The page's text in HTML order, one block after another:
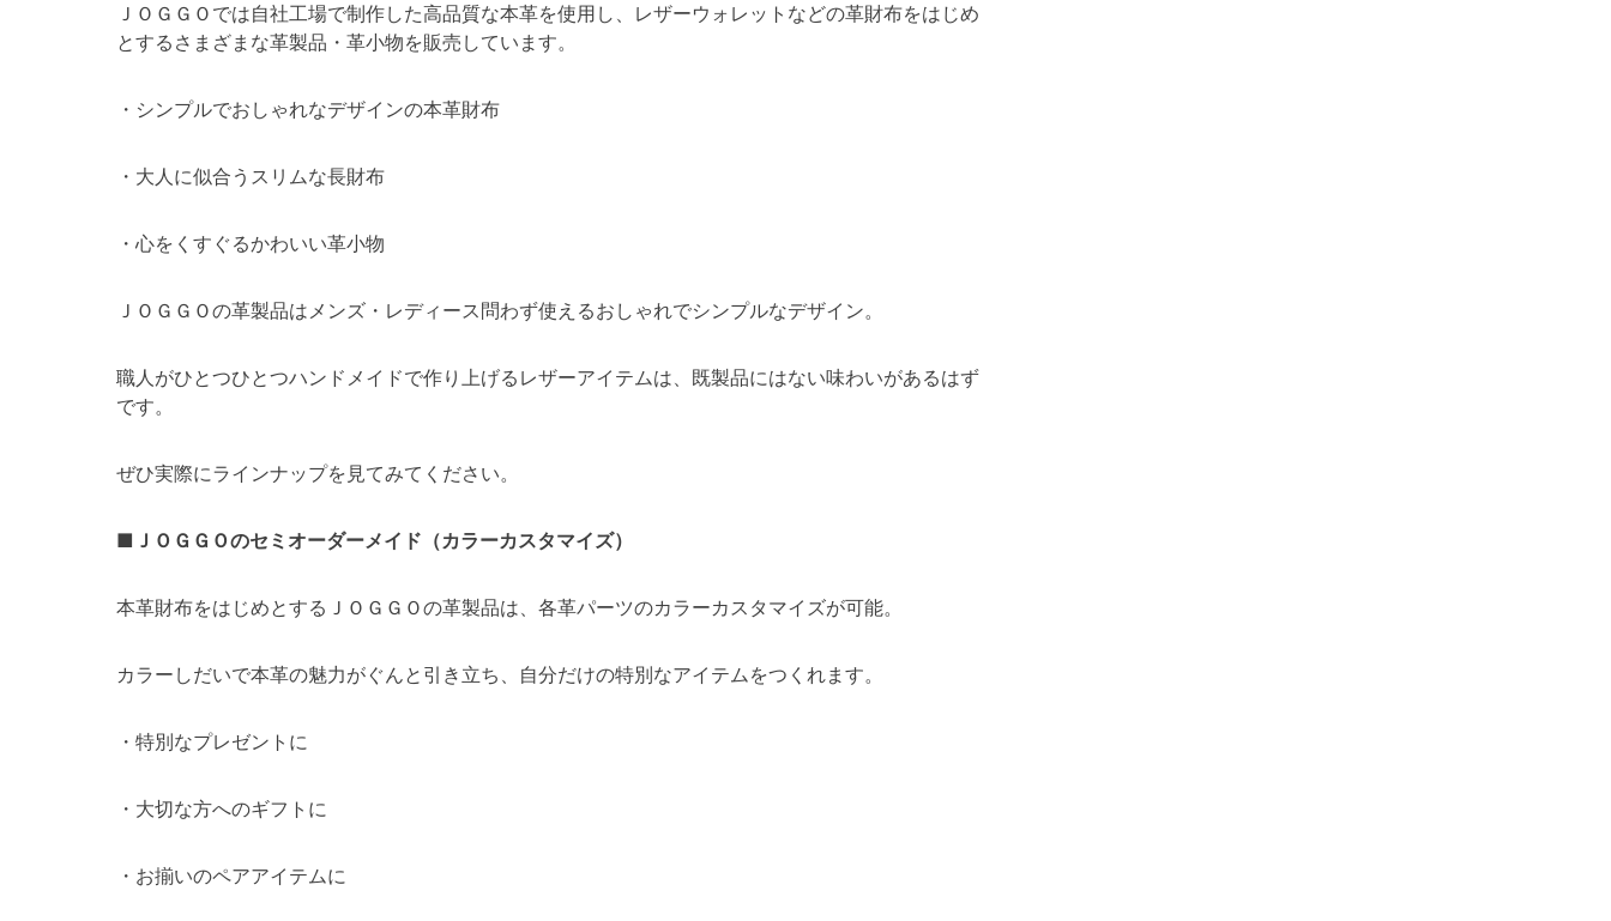
ＪＯＧＧＯでは自社工場で制作した高品質な本革を使用し、レザーウォレットなどの革財布をはじめ
とするさまざまな革製品・革小物を販売しています。
・シンプルでおしゃれなデザインの本革財布
・大人に似合うスリムな長財布
・心をくすぐるかわいい革小物
ＪＯＧＧＯの革製品はメンズ・レディース問わず使えるおしゃれでシンプルなデザイン。
職人がひとつひとつハンドメイドで作り上げるレザーアイテムは、既製品にはない味わいがあるはず
です。
ぜひ実際にラインナップを見てみてください。
■ＪＯＧＧＯのセミオーダーメイド（カラーカスタマイズ）
本革財布をはじめとするＪＯＧＧＯの革製品は、各革パーツのカラーカスタマイズが可能。
カラーしだいで本革の魅力がぐんと引き立ち、自分だけの特別なアイテムをつくれます。
・特別なプレゼントに
・大切な方へのギフトに
・お揃いのペアアイテムに